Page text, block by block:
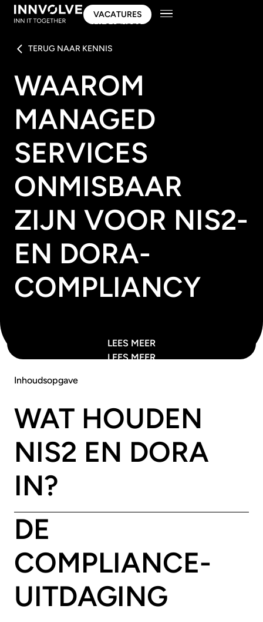
VACATURES
VACATURES
TERUG NAAR KENNIS
WAAROM
MANAGED
SERVICES
ONMISBAAR
ZIJN VOOR NIS2-
EN DORA-
COMPLIANCY
LEES MEER
LEES MEER
Inhoudsopgave
WAT HOUDEN
NIS2 EN DORA
IN?
DE
COMPLIANCE-
UITDAGING